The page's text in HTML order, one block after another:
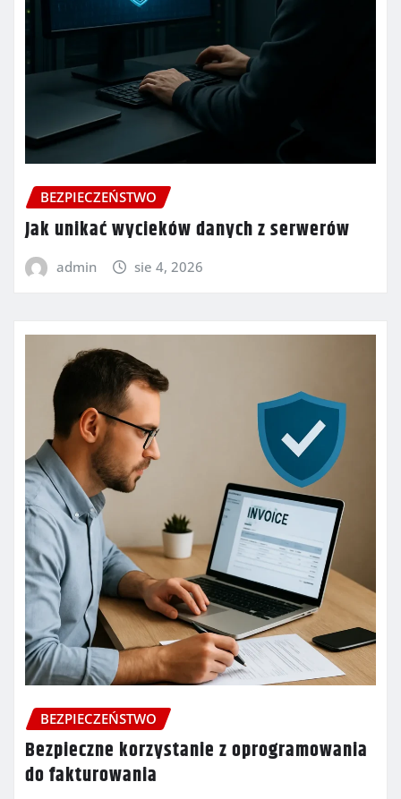
BEZPIECZEŃSTWO
Jak unikać wycieków danych z serwerów
admin sie 4, 2026
BEZPIECZEŃSTWO
Bezpieczne korzystanie z oprogramowania
do fakturowania